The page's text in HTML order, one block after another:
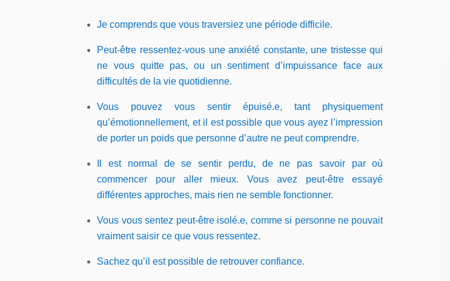
Jecomprends que vous traversiez une période difficile.
Peut-être ressentez-vous une anxiété constante, une tristesse qui
ne vous quitte pas, ou un sentiment d’impuissance face aux
difficultés de la vie quotidienne.
Vous pouvez vous sentir épuisé.e, tant physiquement
qu’émotionnellement, et il est possible que vous ayez l’impression
de porter un poids que personne d’autre ne peut comprendre.
Il est normal de se sentir perdu, de ne pas savoir par où
commencer pour aller mieux. Vous avez peut-être essayé
différentes approches, mais rien ne semble fonctionner.
Vous vous sentez peut-être isolé.e, comme si personne ne pouvait
vraiment saisir ce que vous ressentez.
Sachez qu’il est possible de retrouver confiance.